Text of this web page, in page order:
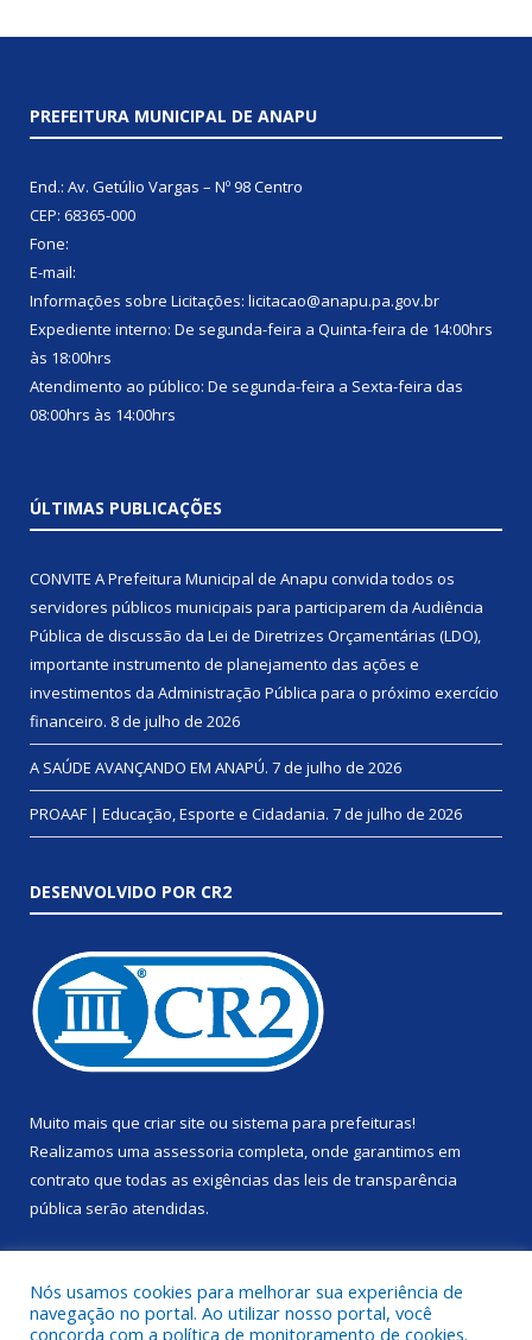
PREFEITURA MUNICIPAL DE ANAPU
End.: Av. Getúlio Vargas – Nº 98 Centro
CEP: 68365-000
Fone:
E-mail:
Informações sobre Licitações: licitacao@anapu.pa.gov.br
Expediente interno: De segunda-feira a Quinta-feira de 14:00hrs
às 18:00hrs
Atendimento ao público: De segunda-feira a Sexta-feira das
08:00hrs às 14:00hrs
ÚLTIMAS PUBLICAÇÕES
CONVITE A Prefeitura Municipal de Anapu convida todos os
servidores públicos municipais para participarem da Audiência
Pública de discussão da Lei de Diretrizes Orçamentárias (LDO),
importante instrumento de planejamento das ações e
investimentos da Administração Pública para o próximo exercício
financeiro. 8 de julho de 2026
A SAÚDE AVANÇANDO EM ANAPÚ. 7 de julho de 2026
PROAAF | Educação, Esporte e Cidadania. 7 de julho de 2026
DESENVOLVIDO POR CR2
Muito mais que criar site ou sistema para prefeituras!
Realizamos uma assessoria completa, onde garantimos em
contrato que todas as exigências das leis de transparência
pública serão atendidas.
Nós usamos cookies para melhorar sua experiência de
navegação no portal. Ao utilizar nosso portal, você
concorda com a política de monitoramento de cookies.